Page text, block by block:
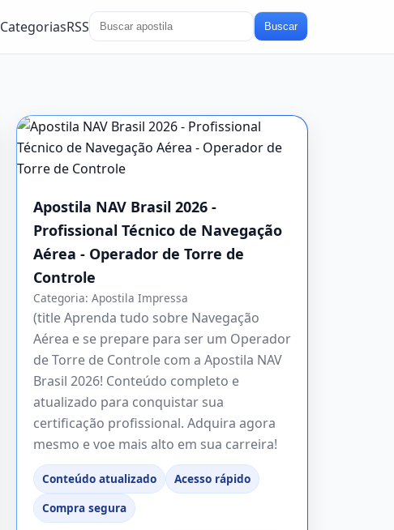
CategoriasRSS Buscar
Apostila NAV Brasil 2026 -
Profissional Técnico de Navegação
Aérea - Operador de Torre de
Controle
Categoria: Apostila Impressa
(title Aprenda tudo sobre Navegação
Aérea e se prepare para ser um Operador
de Torre de Controle com a Apostila NAV
Brasil 2026! Conteúdo completo e
atualizado para conquistar sua
certificação profissional. Adquira agora
mesmo e voe mais alto em sua carreira!
Conteúdo atualizado
Acesso rápido
Compra segura